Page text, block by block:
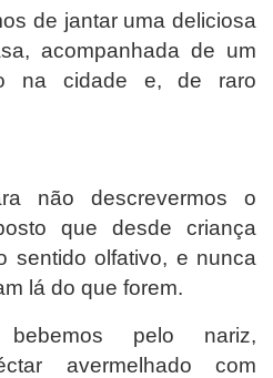
de jantar uma deliciosa
acompanhada de um
na cidade e, de raro
não descrevermos o
que desde criança
sentido olfativo, e nunca
lá do que forem.
pelo nariz,
avermelhado com